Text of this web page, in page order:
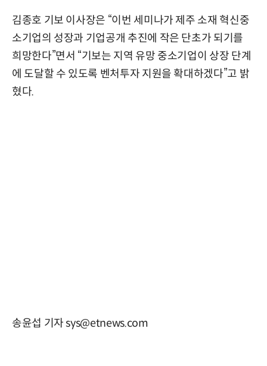
김종호 기보 이사장은 “이번 세미나가 제주 소재 혁신중
소기업의 성장과 기업공개 추진에 작은 단초가 되기를
희망한다”면서 “기보는 지역 유망 중소기업이 상장 단계
에 도달할 수 있도록 벤처투자 지원을 확대하겠다”고 밝
혔다.
송윤섭 기자 sys@etnews.com